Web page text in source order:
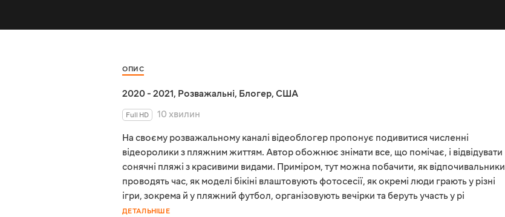
ОПИС
2020 - 2021, Розважальні, Блогер, США
Full HD
10 хвилин
На своєму розважальному каналі відеоблогер пропонує подивитися численні
відеоролики з пляжним життям. Автор обожнює знімати все, що помічає, і відвідувати
сонячні пляжі з красивими видами. Приміром, тут можна побачити, як відпочивальники
проводять час, як моделі бікіні влаштовують фотосесії, як окремі люди грають у різні
ігри, зокрема й у пляжний футбол, організовують вечірки та беруть участь у рі
ДЕТАЛЬНІШЕ